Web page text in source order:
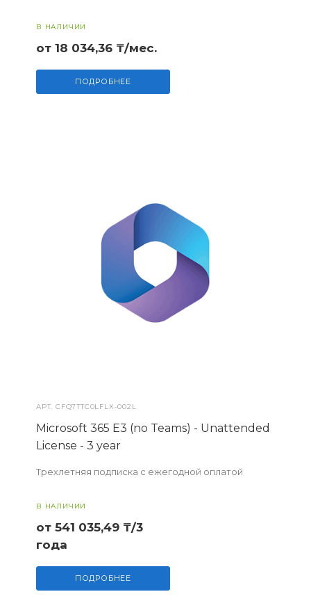
В НАЛИЧИИ
от 18 034,36 ₸/мес.
ПОДРОБНЕЕ
АРТ.CFQ7TTC0LFLX-002L
Microsoft 365 E3 (no Teams) - Unattended
License - 3 year
Трехлетняя подписка с ежегодной оплатой
В НАЛИЧИИ
от 541 035,49 ₸/3
года
ПОДРОБНЕЕ